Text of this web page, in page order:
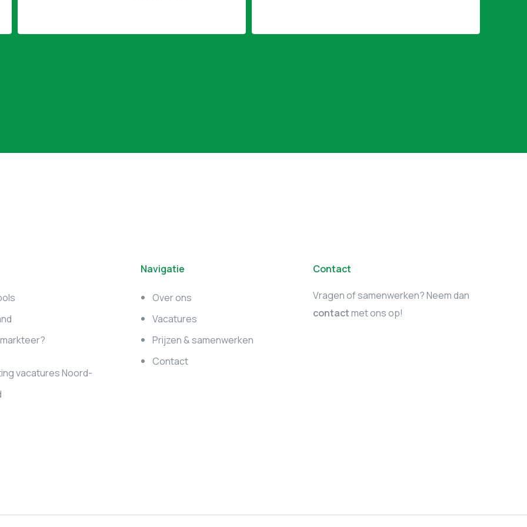
vacatures Noord-
Navigatie
Over ons
Vacatures
Prijzen & samenwerken
Contact
Contact
Vragen of samenwerken? Neem dan
contactmet ons op!